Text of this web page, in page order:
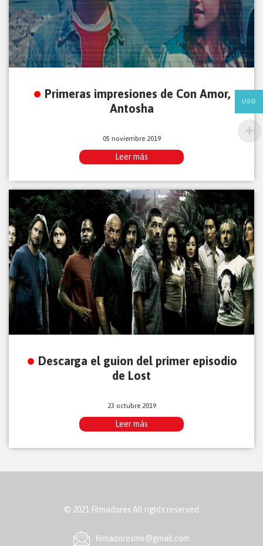
Primeras impresiones de Con Amor,
Antosha
05 noviembre 2019
Leer más
Descarga el guion del primer episodio
de Lost
23 octubre 2019
Leer más
© 2021 Filmadores All rights reserved
ﬁlmadoresmx@gmail.com
USD